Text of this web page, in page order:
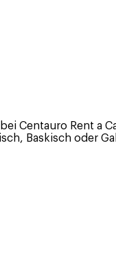
Centauro Rent a
Baskisch oder